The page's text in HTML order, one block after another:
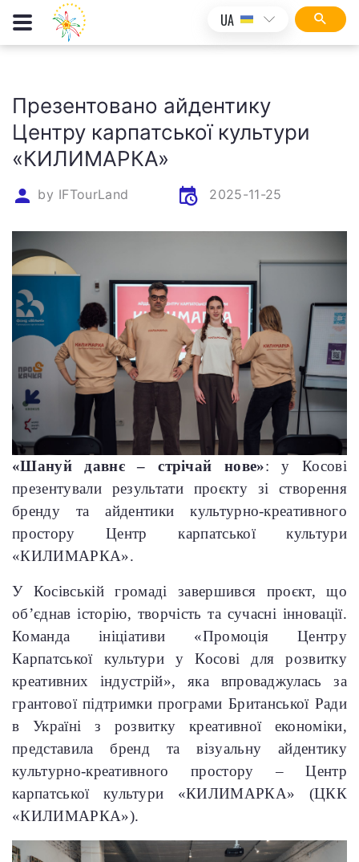
UA
Презентовано айдентику
Центру карпатської культури
«КИЛИМАРКА»
by IFTourLand 2025-11-25
«Шануй давнє – стрічай нове»: у Косові
презентували результати проєкту зі створення
бренду та айдентики культурно-креативного
простору Центр карпатської культури
«КИЛИМАРКА».
У Косівській громаді завершився проєкт, що
об’єднав історію, творчість та сучасні інновації.
Команда ініціативи «Промоція Центру
Карпатської культури у Косові для розвитку
креативних індустрій», яка впроваджулась за
грантової підтримки програми Британської Ради
в Україні з розвитку креативної економіки,
представила бренд та візуальну айдентику
культурно-креативного простору – Центр
карпатської культури
«КИЛИМАРКА» (ЦКК
«КИЛИМАРКА»).